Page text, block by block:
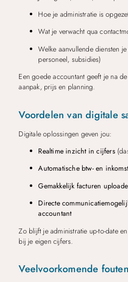
Hoe je administratie is
Wat je verwacht qua
Welke aanvullende diensten
personeel, subsidies)
Een goede accountant geeft je na
aanpak, prijs en planning.
Voordelen van digitale
Digitale oplossingen geven jou:
Realtime inzicht in cijfers
Automatische btw- en
Gemakkelijk facturen
Directe
accountant
Zo blijft je administratie up-to-date
bij je eigen cijfers.
Veelvoorkomende